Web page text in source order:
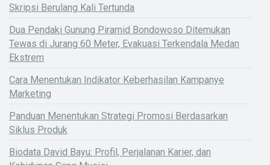
Skripsi Berulang Kali Tertunda
Dua Pendaki Gunung Piramid Bondowoso Ditemukan
Tewas di Jurang 60 Meter, Evakuasi Terkendala Medan
Ekstrem
Cara Menentukan Indikator Keberhasilan Kampanye
Marketing
Panduan Menentukan Strategi Promosi Berdasarkan
Siklus Produk
Biodata David Bayu: Profil, Perjalanan Karier, dan